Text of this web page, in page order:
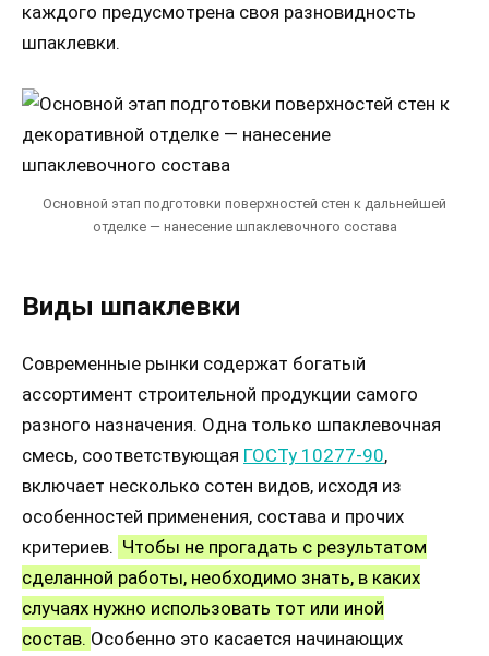
каждого предусмотрена своя разновидность
шпаклевки.
Основной этап подготовки поверхностей стен к дальнейшей
отделке — нанесение шпаклевочного состава
Виды шпаклевки
Современные рынки содержат богатый
ассортимент строительной продукции самого
разного назначения. Одна только шпаклевочная
смесь, соответствующая ГОСТу 10277-90,
включает несколько сотен видов, исходя из
особенностей применения, состава и прочих
критериев. Чтобы не прогадать с результатом
сделанной работы, необходимо знать, в каких
случаях нужно использовать тот или иной
состав. Особенно это касается начинающих